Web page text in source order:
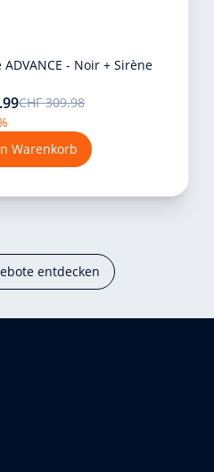
- Noir + Sirène
CHF 309.98
Warenkorb
entdecken